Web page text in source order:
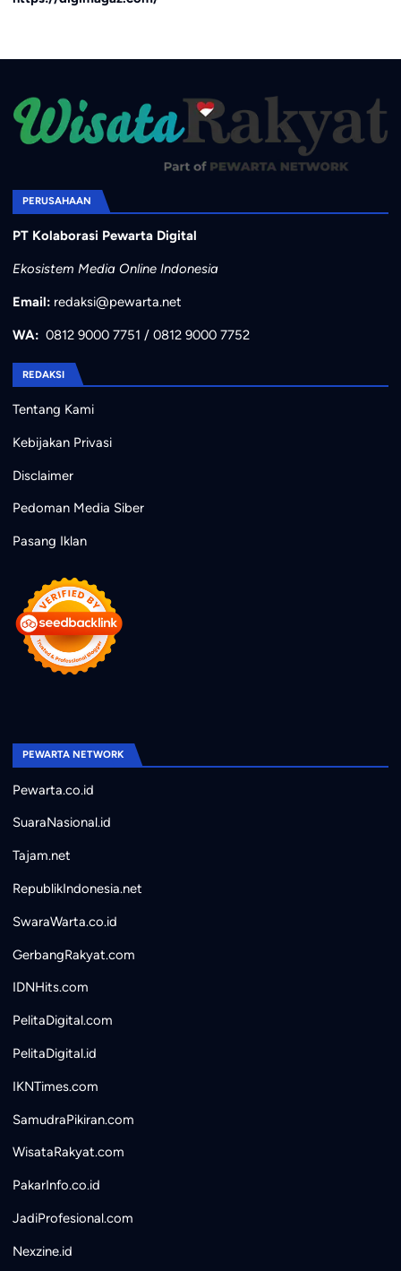
PERUSAHAAN
PT Kolaborasi Pewarta Digital
Ekosistem Media Online Indonesia
Email: redaksi@pewarta.net
WA: 0812 9000 7751 / 0812 9000 7752
REDAKSI
Tentang Kami
Kebijakan Privasi
Disclaimer
Pedoman Media Siber
Pasang Iklan
PEWARTA NETWORK
Pewarta.co.id
SuaraNasional.id
Tajam.net
RepublikIndonesia.net
SwaraWarta.co.id
GerbangRakyat.com
IDNHits.com
PelitaDigital.com
PelitaDigital.id
IKNTimes.com
SamudraPikiran.com
WisataRakyat.com
PakarInfo.co.id
JadiProfesional.com
Nexzine.id